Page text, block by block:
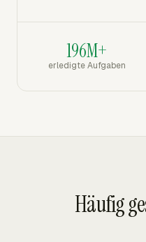
196M+
erledigte Aufgaben
Häufig